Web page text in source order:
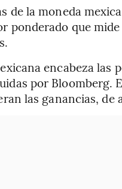
de la moneda
ponderado que
encabeza las
por Bloomberg.
las ganancias,